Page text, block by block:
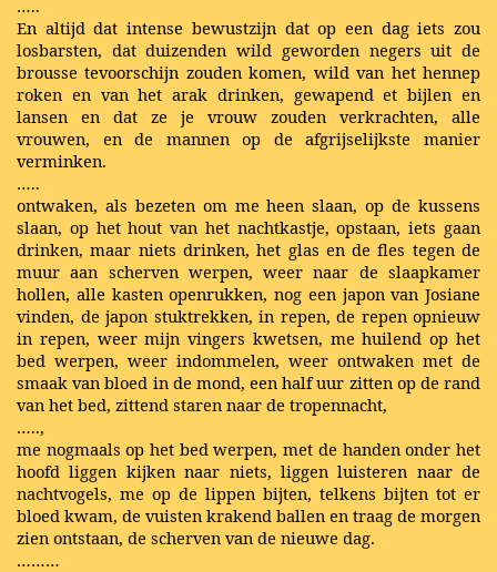
…..
En altijd dat intense bewustzijn dat op een dag iets zou
losbarsten, dat duizenden wild geworden negers uit de
brousse tevoorschijn zouden komen, wild van het hennep
roken en van het arak drinken, gewapend et bijlen en
lansen en dat ze je vrouw zouden verkrachten, alle
vrouwen, en de mannen op de afgrijselijkste manier
verminken.
…..
ontwaken, als bezeten om me heen slaan, op de kussens
slaan, op het hout van het nachtkastje, opstaan, iets gaan
drinken, maar niets drinken, het glas en de fles tegen de
muur aan scherven werpen, weer naar de slaapkamer
hollen, alle kasten openrukken, nog een japon van Josiane
vinden, de japon stuktrekken, in repen, de repen opnieuw
in repen, weer mijn vingers kwetsen, me huilend op het
bed werpen, weer indommelen, weer ontwaken met de
smaak van bloed in de mond, een half uur zitten op de rand
van het bed, zittend staren naar de tropennacht,
…..,
me nogmaals op het bed werpen, met de handen onder het
hoofd liggen kijken naar niets, liggen luisteren naar de
nachtvogels, me op de lippen bijten, telkens bijten tot er
bloed kwam, de vuisten krakend ballen en traag de morgen
zien ontstaan, de scherven van de nieuwe dag.
………